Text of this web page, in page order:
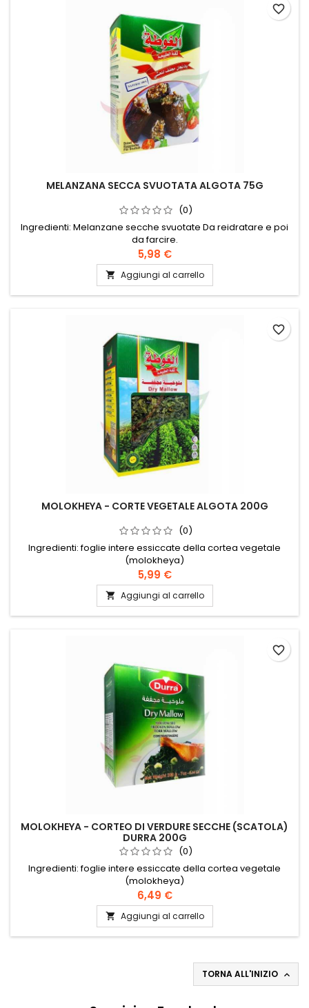
MELANZANA SECCA SVUOTATA ALGOTA 75G
(0)
Ingredienti: Melanzane secche svuotate Da reidratare e poi
da farcire.
5,98 €
 Aggiungi al carrello
favorite_border
MOLOKHEYA - CORTE VEGETALE ALGOTA 200G
(0)
Ingredienti: foglie intere essiccate della cortea vegetale
(molokheya)
5,99 €
 Aggiungi al carrello
favorite_border
MOLOKHEYA - CORTEO DI VERDURE SECCHE (SCATOLA)
DURRA 200G
(0)
Ingredienti: foglie intere essiccate della cortea vegetale
(molokheya)
6,49 €
 Aggiungi al carrello
favorite_border
TORNA ALL'INIZIO 